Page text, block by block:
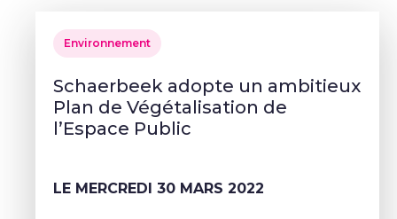
Environnement
Schaerbeek adopte un ambitieux
Plan de Végétalisation de
l’Espace Public
LE MERCREDI 30 MARS 2022